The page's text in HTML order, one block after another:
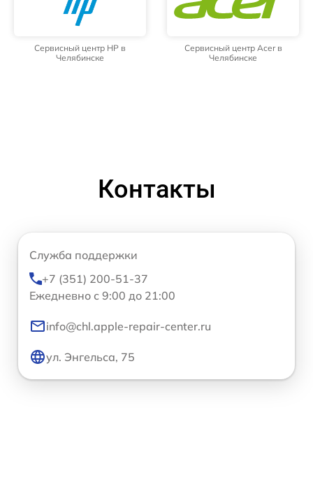
Сервисный центр HP в
Челябинске
Сервисный центр Acer в
Челябинске
Контакты
Служба поддержки
+7 (351) 200-51-37
Ежедневно с 9:00 до 21:00
info@chl.apple-repair-center.ru
ул. Энгельса, 75